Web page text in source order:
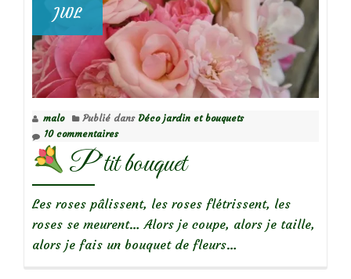
JUIL
malo Publié dans Déco jardin et bouquets
10 commentaires
P’tit bouquet
Les roses pâlissent, les roses flétrissent, les
roses se meurent… Alors je coupe, alors je taille,
alors je fais un bouquet de fleurs…